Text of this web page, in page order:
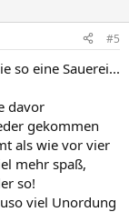
#5
so eine Sauerei...
davor
gekommen
als wie vor vier
mehr spaß,
so!
viel Unordung